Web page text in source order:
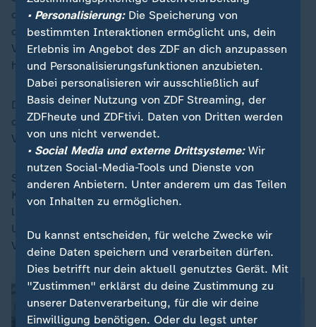
der Nato sowie beim nächsten Treffen der "Koalition
der Willigen" gesprochen werden, in der sich die
Verbündeten der Ukraine zusammengeschlossen
haben.
Die Staats- und Regierungschefs betonten die
dringende Notwendigkeit, die Raketenabwehr und die
Verfügbarkeit weitreichender Waffen zu stärken.
Sie erörterten zudem, "wie das Bündnis von der
Kampferfahrung der Ukraine lernen kann und wie die
langfristige industrielle Zusammenarbeit mit der
Ukraine ausgebaut werden kann, um die eigene
Verteidigung Europas zu stärken".
• Personalisierung:Die Speicherung von
bestimmten Interaktionen ermöglicht uns, dein
Erlebnis im Angebot des ZDF an dich anzupassen
und Personalisierungsfunktionen anzubieten.
Dabei personalisieren wir ausschließlich auf
Basis deiner Nutzung von ZDF Streaming, der
ZDFheute und ZDFtivi. Daten von Dritten werden
von uns nicht verwendet.
• Social Media und externe Drittsysteme:Wir
nutzen Social-Media-Tools und Dienste von
anderen Anbietern. Unter anderem um das Teilen
von Inhalten zu ermöglichen.
Du kannst entscheiden, für welche Zwecke wir
deine Daten speichern und verarbeiten dürfen.
Dies betrifft nur dein aktuell genutztes Gerät. Mit
"Zustimmen" erklärst du deine Zustimmung zu
unserer Datenverarbeitung, für die wir deine
Einwilligung benötigen. Oder du legst unter